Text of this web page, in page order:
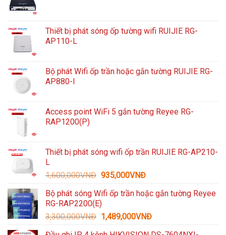
Thiết bị phát sóng ốp tường wifi RUIJIE RG-
AP110-L
Bộ phát Wifi ốp trần hoặc gắn tường RUIJIE RG-
AP880-I
Access point WiFi 5 gắn tường Reyee RG-
RAP1200(P)
Thiết bị phát sóng wifi ốp trần RUIJIE RG-AP210-
L
1,600,000VNĐ Giá
là:
1,600,000VNĐ.
935,000VNĐGiá
tại
935,000VNĐ.
Bộ phát sóng Wifi ốp trần hoặc gắn tường Reyee
RG-RAP2200(E)
3,300,000VNĐ Giá
1,489,000VNĐGiá